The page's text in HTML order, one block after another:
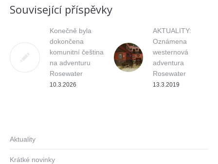
Související příspěvky
Konečně byla
dokončena
komunitní čeština
na adventuru
Rosewater
10.3.2026
AKTUALITY:
Oznámena
westernová
adventura
Rosewater
13.3.2019
Aktuality
Krátké novinky